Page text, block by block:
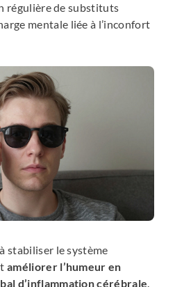
régulière de substituts
mentale liée à l’inconfort
stabiliser le système
améliorer l’humeur en
d’inflammation cérébrale.